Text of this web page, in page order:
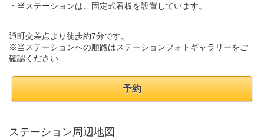
・当ステーションは、固定式看板を設置しています。
通町交差点より徒歩約7分です。
※当ステーションへの順路はステーションフォトギャラリーをご
確認ください
予約
ステーション周辺地図